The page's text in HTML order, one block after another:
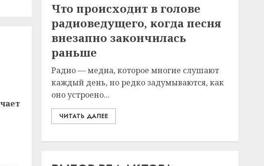
Что происходит в голове
радиоведущего, когда песня
внезапно закончилась
раньше
Радио — медиа, которое многие слушают
каждый день, но редко задумываются, как
оно устроено...
ЧИТАТЬ ДАЛЕЕ